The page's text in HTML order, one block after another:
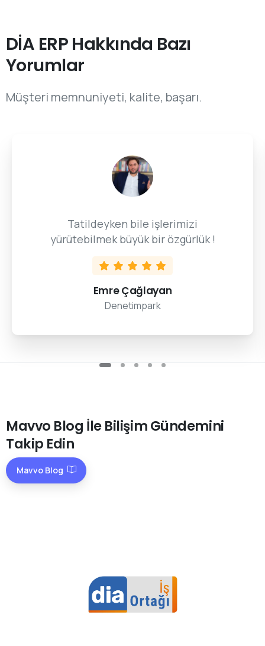
DİA ERP Hakkında Bazı
Yorumlar
Müşteri memnuniyeti, kalite, başarı.
Tatildeyken bile işlerimizi
yürütebilmek büyük bir özgürlük !
Emre Çağlayan
Denetimpark
Mavvo Blog İleBilişimGündemini
Takip Edin
Mavvo Blog